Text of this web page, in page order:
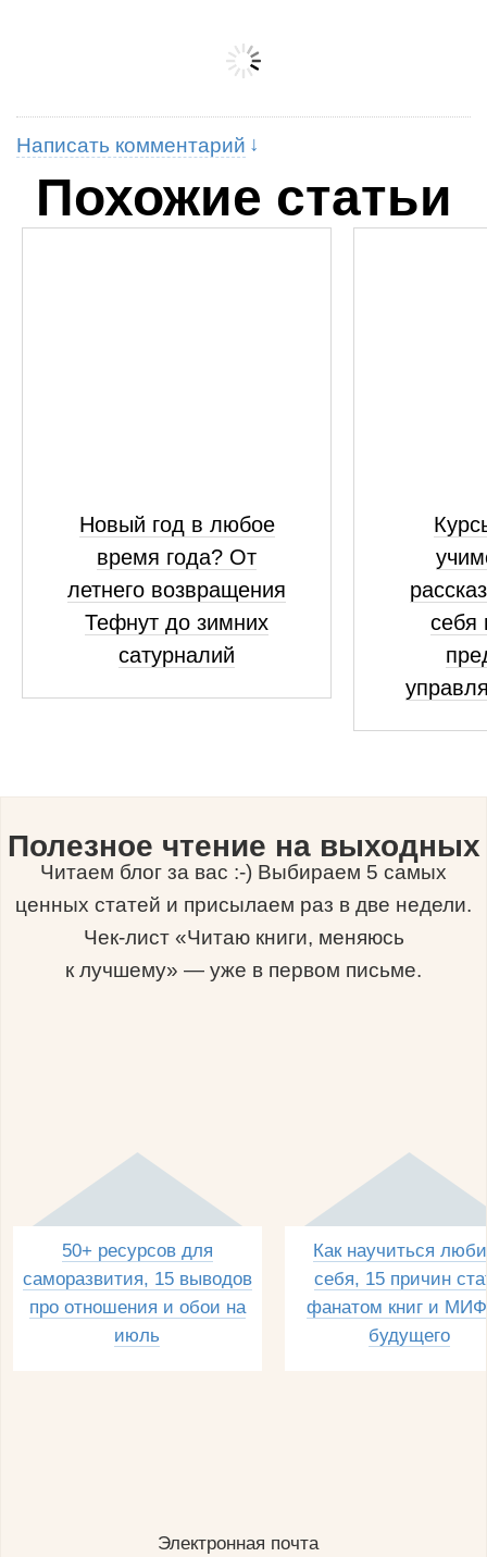
Написать комментарий
Похожие статьи
Новый год в любое
время года? От
летнего возвращения
Тефнут до зимних
сатурналий
себя
Полезное чтение на выходных
Читаем блог за вас :-) Выбираем 5 самых
ценных статей и присылаем раз в две недели.
Чек-лист «Читаю книги, меняюсь
к лучшему» — уже в первом письме.
50+ ресурсов для
саморазвития, 15 выводов
про отношения и обои на
июль
Как научиться
себя, 15 причин
фанатом книг и
будущего
Электронная почта